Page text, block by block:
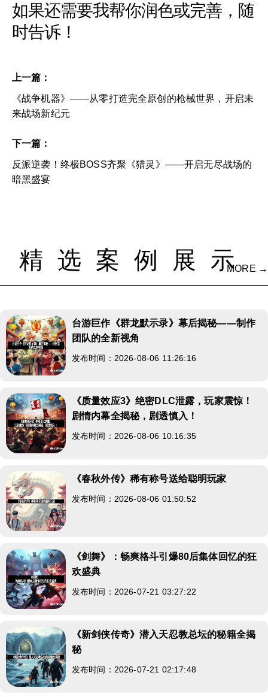
如果还需要我帮你润色或完善，随
时告诉！
上一篇：
《战争机器》——从零打造完全原创的枪械世界，开启未
来战场新纪元
下一篇：
反派逆袭！终极BOSS齐聚《猎灵》——开启无尽战场的
暗黑盛宴
精选案例展示MORE →
台游巨作《群龙默示录》幕后揭秘——制作
团队的全新视角
发布时间：2026-08-06 11:26:16
《质量效应3》绝密DLC泄露，玩家震惊！
剧情内幕全揭秘，剧透慎入！
发布时间：2026-08-06 10:16:35
《春秋外传》稀有称号送给聪明玩家
发布时间：2026-08-06 01:50:52
《剑舞》：畅爽格斗引爆80后集体回忆的狂
欢盛典
发布时间：2026-07-21 03:27:22
《新剑侠传奇》潜入天忍教总坛的秘籍全揭
秘
发布时间：2026-07-21 02:17:48